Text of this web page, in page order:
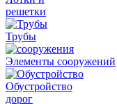
решетки
Трубы
Элементы сооружений
Обустройство
дорог